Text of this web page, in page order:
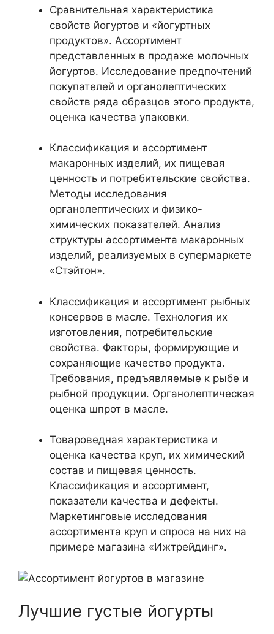
Сравнительная характеристика
свойств йогуртов и «йогуртных
продуктов». Ассортимент
представленных в продаже молочных
йогуртов. Исследование предпочтений
покупателей и органолептических
свойств ряда образцов этого продукта,
оценка качества упаковки.
Классификация и ассортимент
макаронных изделий, их пищевая
ценность и потребительские свойства.
Методы исследования
органолептических и физико-
химических показателей. Анализ
структуры ассортимента макаронных
изделий, реализуемых в супермаркете
«Стэйтон».
Классификация и ассортимент рыбных
консервов в масле. Технология их
изготовления, потребительские
свойства. Факторы, формирующие и
сохраняющие качество продукта.
Требования, предъявляемые к рыбе и
рыбной продукции. Органолептическая
оценка шпрот в масле.
Товароведная характеристика и
оценка качества круп, их химический
состав и пищевая ценность.
Классификация и ассортимент,
показатели качества и дефекты.
Маркетинговые исследования
ассортимента круп и спроса на них на
примере магазина «Ижтрейдинг».
Лучшие густые йогурты